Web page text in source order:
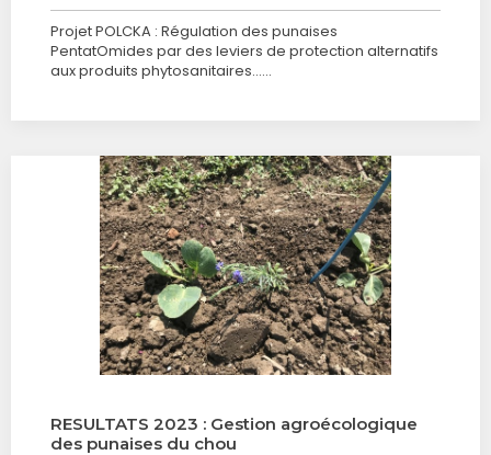
Projet POLCKA : Régulation des punaises
PentatOmides par des leviers de protection alternatifs
aux produits phytosanitaires……
RESULTATS 2023 : Gestion agroécologique
des punaises du chou